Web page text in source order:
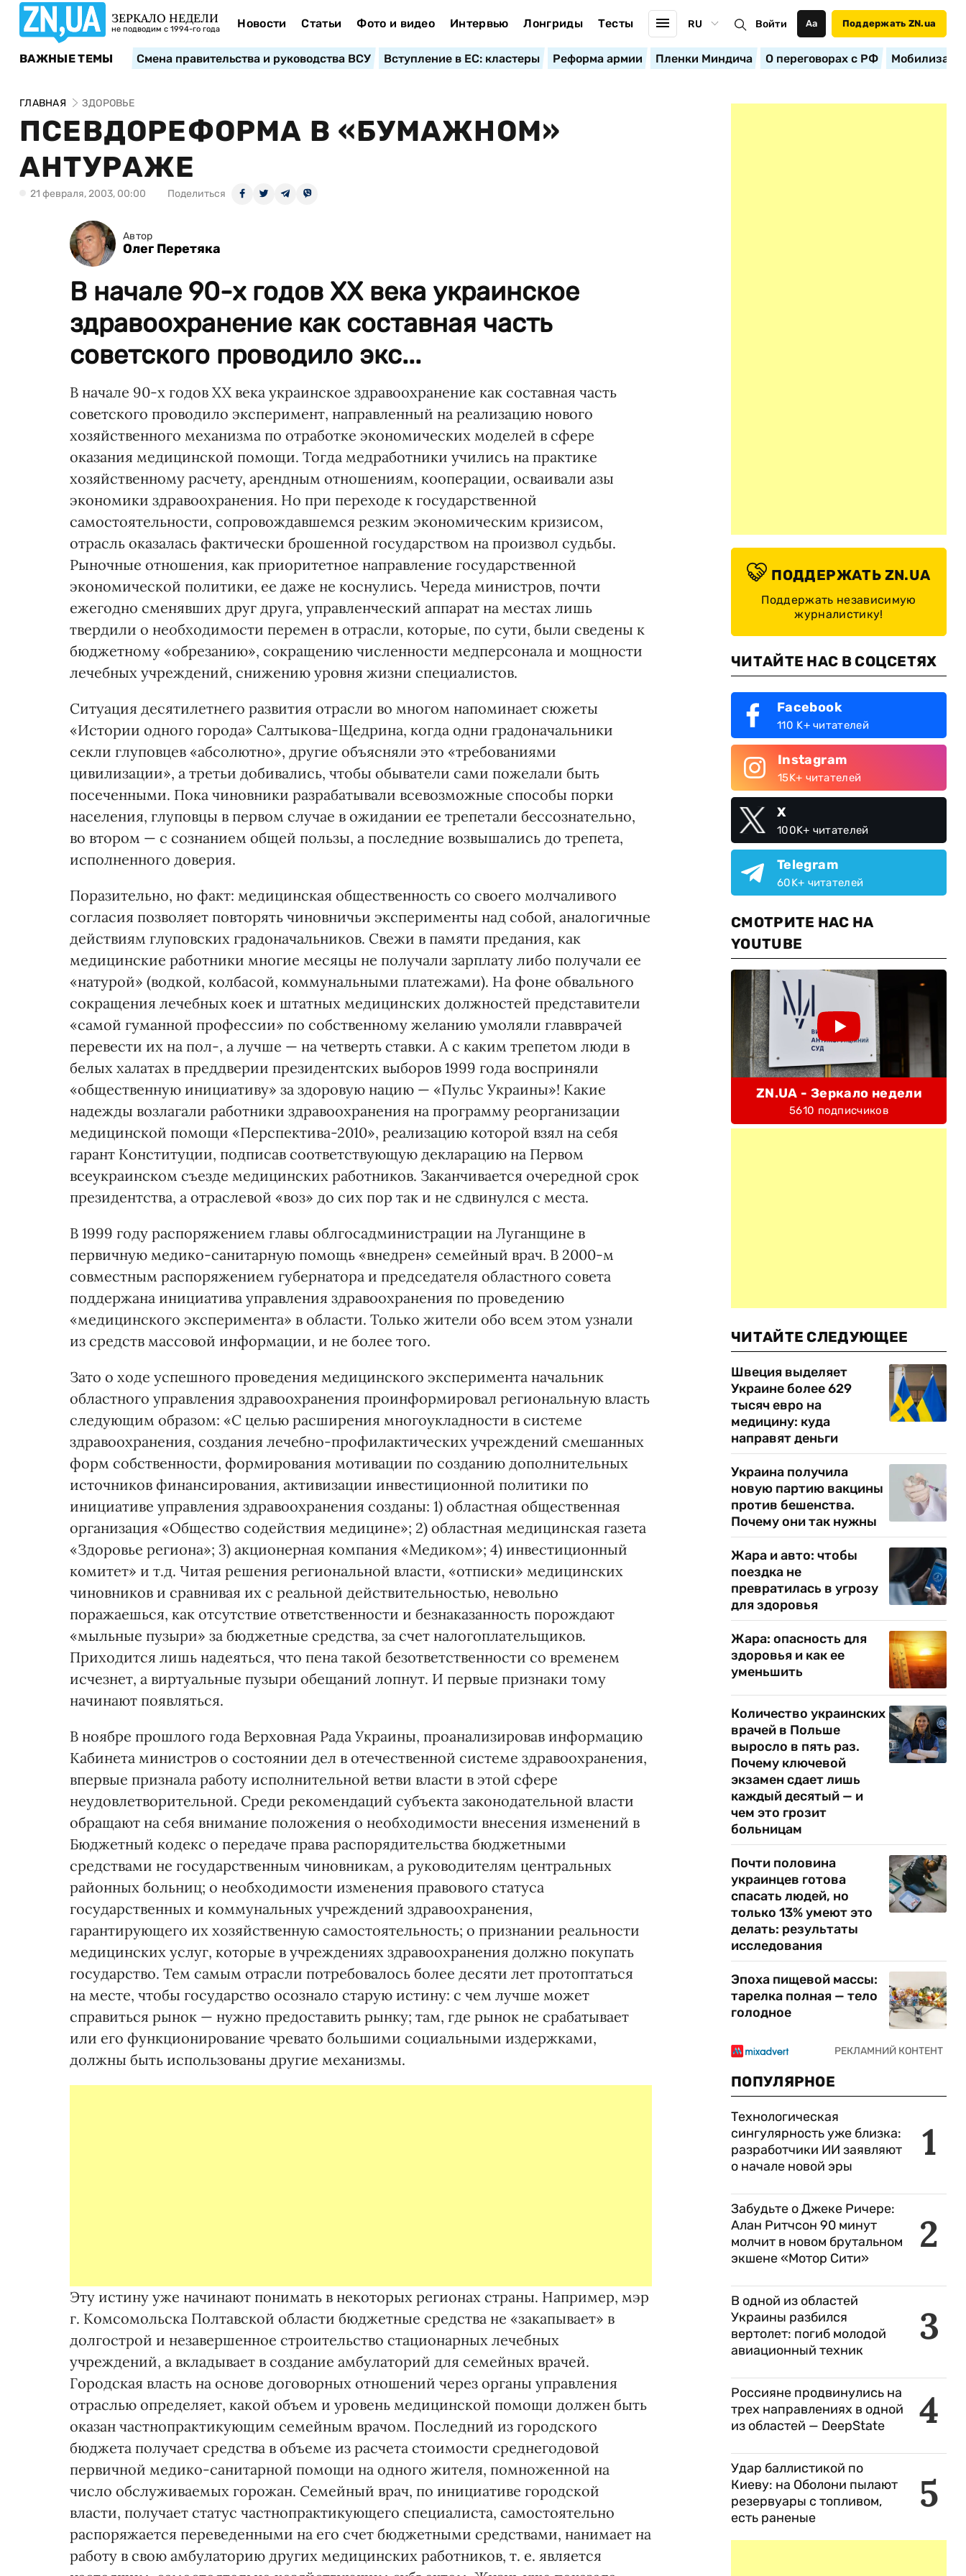
ЗЕРКАЛО НЕДЕЛИ
не подводим с 1994-го года Новости Статьи Фото и видео Интервью Лонгриды Тесты RU Войти Аа Поддержать ZN.ua
ВАЖНЫЕ ТЕМЫ Смена правительства и руководства ВСУ Вступление в ЕС: кластеры Реформа армии Пленки Миндича О переговорах с РФ
ГЛАВНАЯ ЗДОРОВЬЕ
ПСЕВДОРЕФОРМА В «БУМАЖНОМ»
АНТУРАЖЕ
21 февраля, 2003, 00:00 Поделиться
Автор
Олег Перетяка
В начале 90-х годов XX века украинское
здравоохранение как составная часть
советского проводило экс...
В начале 90-х годов XX века украинское здравоохранение как составная часть
советского проводило эксперимент, направленный на реализацию нового
хозяйственного механизма по отработке экономических моделей в сфере
оказания медицинской помощи. Тогда медработники учились на практике
хозяйственному расчету, арендным отношениям, кооперации, осваивали азы
экономики здравоохранения. Но при переходе к государственной
самостоятельности, сопровождавшемся резким экономическим кризисом,
отрасль оказалась фактически брошенной государством на произвол судьбы.
Рыночные отношения, как приоритетное направление государственной
экономической политики, ее даже не коснулись. Череда министров, почти
ежегодно сменявших друг друга, управленческий аппарат на местах лишь
твердили о необходимости перемен в отрасли, которые, по сути, были сведены к
бюджетному «обрезанию», сокращению численности медперсонала и мощности
лечебных учреждений, снижению уровня жизни специалистов.
Ситуация десятилетнего развития отрасли во многом напоминает сюжеты
«Истории одного города» Салтыкова-Щедрина, когда одни градоначальники
секли глуповцев «абсолютно», другие объясняли это «требованиями
цивилизации», а третьи добивались, чтобы обыватели сами пожелали быть
посеченными. Пока чиновники разрабатывали всевозможные способы порки
населения, глуповцы в первом случае в ожидании ее трепетали бессознательно,
во втором — с сознанием общей пользы, а последние возвышались до трепета,
исполненного доверия.
Поразительно, но факт: медицинская общественность со своего молчаливого
согласия позволяет повторять чиновничьи эксперименты над собой, аналогичные
действиям глуповских градоначальников. Свежи в памяти предания, как
медицинские работники многие месяцы не получали зарплату либо получали ее
«натурой» (водкой, колбасой, коммунальными платежами). На фоне обвального
сокращения лечебных коек и штатных медицинских должностей представители
«самой гуманной профессии» по собственному желанию умоляли главврачей
перевести их на пол-, а лучше — на четверть ставки. А с каким трепетом люди в
белых халатах в преддверии президентских выборов 1999 года восприняли
«общественную инициативу» за здоровую нацию — «Пульс Украины»! Какие
надежды возлагали работники здравоохранения на программу реорганизации
медицинской помощи «Перспектива-2010», реализацию которой взял на себя
гарант Конституции, подписав соответствующую декларацию на Первом
всеукраинском съезде медицинских работников. Заканчивается очередной срок
президентства, а отраслевой «воз» до сих пор так и не сдвинулся с места.
В 1999 году распоряжением главы облгосадминистрации на Луганщине в
первичную медико-санитарную помощь «внедрен» семейный врач. В 2000-м
совместным распоряжением губернатора и председателя областного совета
поддержана инициатива управления здравоохранения по проведению
«медицинского эксперимента» в области. Только жители обо всем этом узнали
из средств массовой информации, и не более того.
Зато о ходе успешного проведения медицинского эксперимента начальник
областного управления здравоохранения проинформировал региональную власть
следующим образом: «С целью расширения многоукладности в системе
здравоохранения, создания лечебно-профилактических учреждений смешанных
форм собственности, формирования мотивации по созданию дополнительных
источников финансирования, активизации инвестиционной политики по
инициативе управления здравоохранения созданы: 1) областная общественная
организация «Общество содействия медицине»; 2) областная медицинская газета
«Здоровье региона»; 3) акционерная компания «Медиком»; 4) инвестиционный
комитет» и т.д. Читая решения региональной власти, «отписки» медицинских
чиновников и сравнивая их с реальной действительностью, невольно
поражаешься, как отсутствие ответственности и безнаказанность порождают
«мыльные пузыри» за бюджетные средства, за счет налогоплательщиков.
Приходится лишь надеяться, что пена такой безответственности со временем
исчезнет, а виртуальные пузыри обещаний лопнут. И первые признаки тому
начинают появляться.
В ноябре прошлого года Верховная Рада Украины, проанализировав информацию
Кабинета министров о состоянии дел в отечественной системе здравоохранения,
впервые признала работу исполнительной ветви власти в этой сфере
неудовлетворительной. Среди рекомендаций субъекта законодательной власти
обращают на себя внимание положения о необходимости внесения изменений в
Бюджетный кодекс о передаче права распорядительства бюджетными
средствами не государственным чиновникам, а руководителям центральных
районных больниц; о необходимости изменения правового статуса
государственных и коммунальных учреждений здравоохранения,
гарантирующего их хозяйственную самостоятельность; о признании реальности
медицинских услуг, которые в учреждениях здравоохранения должно покупать
государство. Тем самым отрасли потребовалось более десяти лет протоптаться
на месте, чтобы государство осознало старую истину: с чем лучше может
справиться рынок — нужно предоставить рынку; там, где рынок не срабатывает
или его функционирование чревато большими социальными издержками,
должны быть использованы другие механизмы.
Эту истину уже начинают понимать в некоторых регионах страны. Например, мэр
г. Комсомольска Полтавской области бюджетные средства не «закапывает» в
долгострой и незавершенное строительство стационарных лечебных
учреждений, а вкладывает в создание амбулаторий для семейных врачей.
Городская власть на основе договорных отношений через органы управления
отраслью определяет, какой объем и уровень медицинской помощи должен быть
оказан частнопрактикующим семейным врачом. Последний из городского
бюджета получает средства в объеме из расчета стоимости среднегодовой
первичной медико-санитарной помощи на одного жителя, помноженной на
число обслуживаемых горожан. Семейный врач, по инициативе городской
власти, получает статус частнопрактикующего специалиста, самостоятельно
распоряжается переведенными на его счет бюджетными средствами, нанимает на
работу в свою амбулаторию других медицинских работников, т. е. является
ПОДДЕРЖАТЬ ZN.UA
Поддержать независимую
журналистику!
ЧИТАЙТЕ НАС В СОЦСЕТЯХ
Facebook
110 K+ читателей
Instagram
15K+ читателей
X
100K+ читателей
Telegram
60K+ читателей
СМОТРИТЕ НАС НА
YOUTUBE
ZN.UA - Зеркало недели
5610 подписчиков
ЧИТАЙТЕ СЛЕДУЮЩЕЕ
Швеция выделяет
Украине более 629
тысяч евро на
медицину: куда
направят деньги
Украина получила
новую партию вакцины
против бешенства.
Почему они так нужны
Жара и авто: чтобы
поездка не
превратилась в угрозу
для здоровья
Жара: опасность для
здоровья и как ее
уменьшить
Количество украинских
врачей в Польше
выросло в пять раз.
Почему ключевой
экзамен сдает лишь
каждый десятый — и
чем это грозит
больницам
Почти половина
украинцев готова
спасать людей, но
только 13% умеют это
делать: результаты
исследования
Эпоха пищевой массы:
тарелка полная — тело
голодное
ПОПУЛЯРНОЕ
1
Технологическая
сингулярность уже близка:
разработчики ИИ заявляют
о начале новой эры
2
Забудьте о Джеке Ричере:
Алан Ритчсон 90 минут
молчит в новом брутальном
экшене «Мотор Сити»
3
В одной из областей
Украины разбился
вертолет: погиб молодой
авиационный техник
4
Россияне продвинулись на
трех направлениях в одной
из областей — DeepState
5
Удар баллистикой по
Киеву: на Оболони пылают
резервуары с топливом,
есть раненые